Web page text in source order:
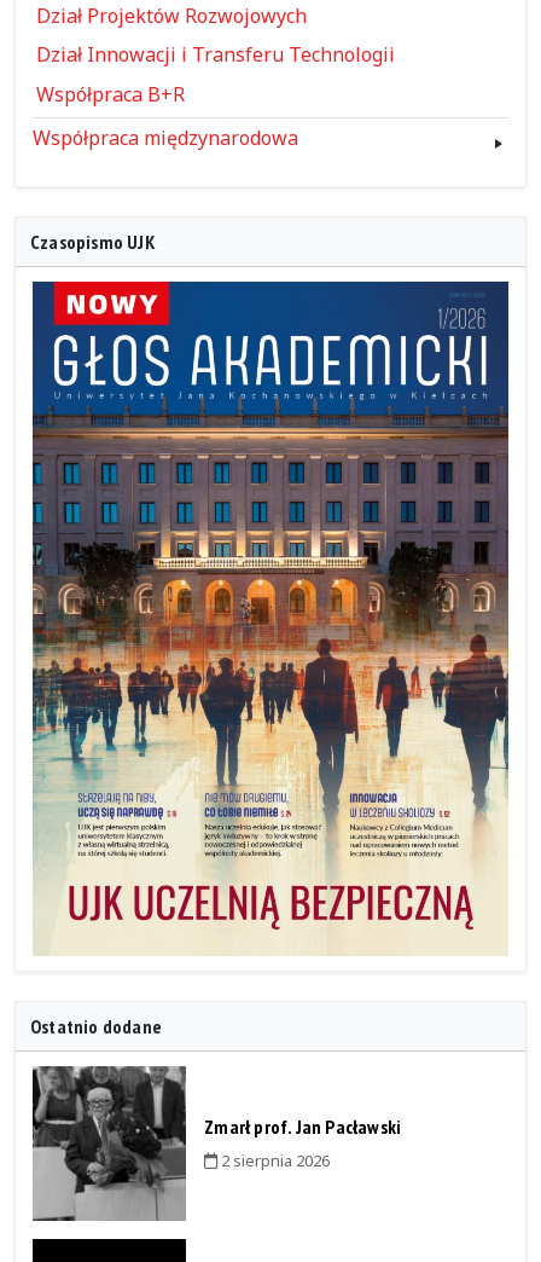
Dział Projektów Rozwojowych
Dział Innowacji i Transferu Technologii
Współpraca B+R
Współpraca międzynarodowa
Czasopismo UJK
Ostatnio dodane
Zmarł prof. Jan Pacławski
2 sierpnia 2026